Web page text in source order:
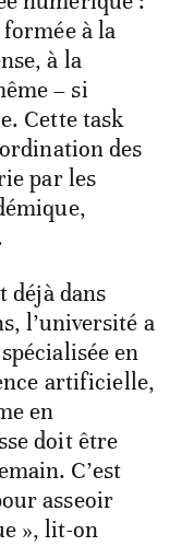
à la
à la
– si
Cette task
des
par les
déjà dans
l’université a
en
artificielle,
en
doit être
C’est
asseoir
», lit-on